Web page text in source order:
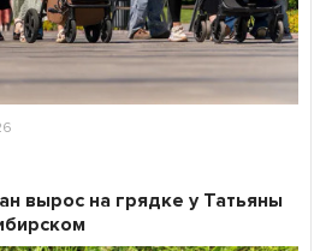
вырос на грядке у Татьяны